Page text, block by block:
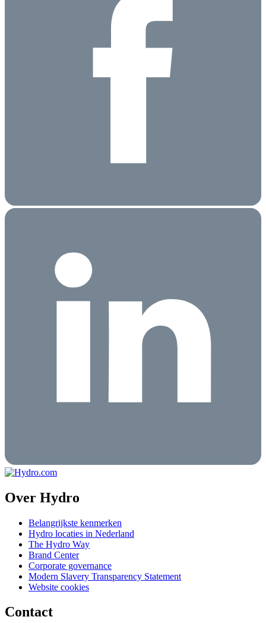
Over Hydro
Belangrijkste kenmerken
Hydro locaties in Nederland
The Hydro Way
Brand Center
Corporate governance
Modern Slavery Transparency Statement
Website cookies
Contact